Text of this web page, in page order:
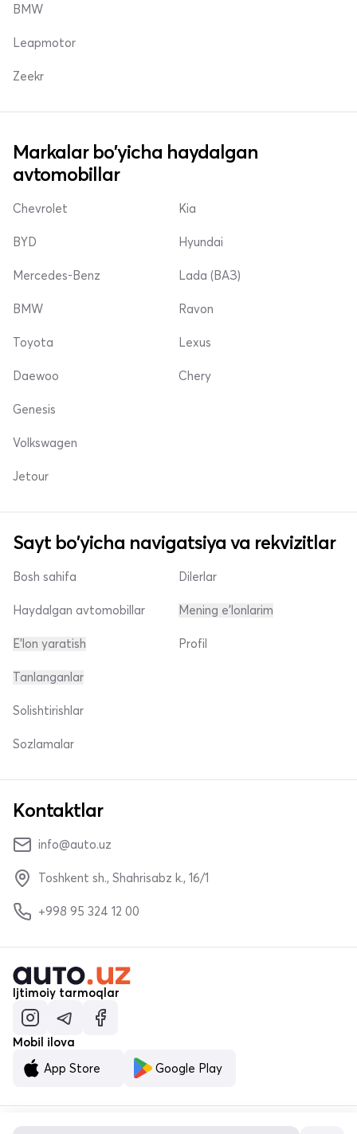
BMW
Leapmotor
Zeekr
Markalar bo'yicha haydalgan
avtomobillar
Chevrolet
BYD
Mercedes-Benz
Kia
Hyundai
Lada (ВАЗ)
BMW
Toyota
Daewoo
Ravon
Lexus
Chery
Genesis
Volkswagen
Jetour
Sayt bo'yicha navigatsiya va rekvizitlar
Bosh sahifa
Haydalgan avtomobillar
E'lon yaratish
Dilerlar
Mening e'lonlarim
Profil
Tanlanganlar
Solishtirishlar
Sozlamalar
Kontaktlar
info@auto.uz
Toshkent sh., Shahrisabz k., 16/1
+998 95 324 12 00
Ijtimoiy tarmoqlar
Mobil ilova
App Store
Google Play